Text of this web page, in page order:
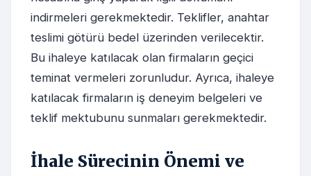
indirmeleri gerekmektedir. Teklifler, anahtar
teslimi götürü bedel üzerinden verilecektir.
Bu ihaleye katılacak olan firmaların geçici
teminat vermeleri zorunludur. Ayrıca, ihaleye
katılacak firmaların iş deneyim belgeleri ve
teklif mektubunu sunmaları gerekmektedir.
İhale Sürecinin Önemi ve